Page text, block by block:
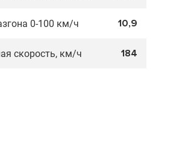
0-100 км/ч 10,9
скорость, км/ч 184